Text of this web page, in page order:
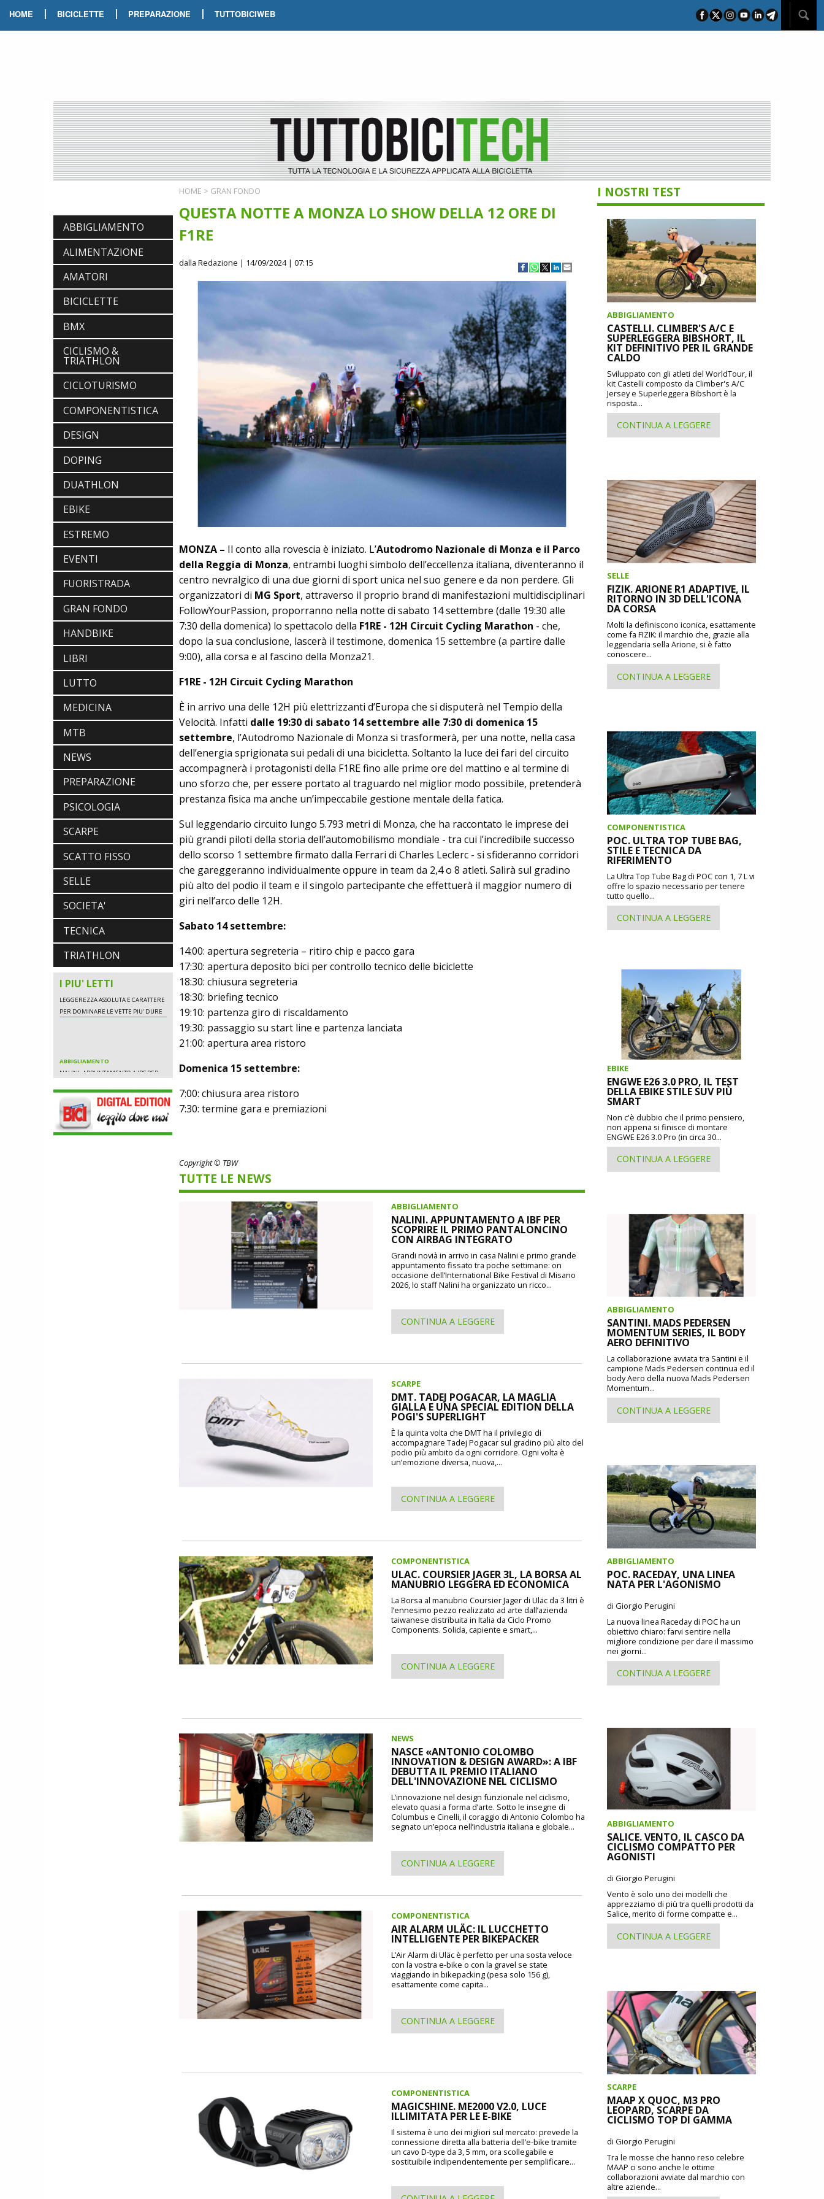
HOME | BICICLETTE | PREPARAZIONE | TUTTOBICIWEB
ABBIGLIAMENTO
ALIMENTAZIONE
AMATORI
BICICLETTE
BMX
CICLISMO &
TRIATHLON
CICLOTURISMO
COMPONENTISTICA
DESIGN
DOPING
DUATHLON
EBIKE
ESTREMO
EVENTI
FUORISTRADA
GRAN FONDO
HANDBIKE
LIBRI
LUTTO
MEDICINA
MTB
NEWS
PREPARAZIONE
PSICOLOGIA
SCARPE
SCATTO FISSO
SELLE
SOCIETA'
TECNICA
TRIATHLON
I PIU' LETTI
NALINI. APPUNTAMENTO A IBF PER
SCOPRIRE IL PRIMO PANTALONCINO
CON AIRBAG INTEGRATO
BICICLETTE
LOOK. LA NUOVA 785 HUEZ RS,
LEGGEREZZA ASSOLUTA E CARATTERE
PER DOMINARE LE VETTE PIU' DURE
ABBIGLIAMENTO
SCOPRIRE IL PRIMO PANTALONCINO
LOOK. LA NUOVA 785 HUEZ RS,
LEGGEREZZA ASSOLUTA E CARATTERE
PER DOMINARE LE VETTE PIU' DURE
CON AIRBAG INTEGRATO
BICICLETTE
LOOK. LA NUOVA 785 HUEZ RS,
LEGGEREZZA ASSOLUTA E CARATTERE
PER DOMINARE LE VETTE PIU' DURE
HOME > GRAN FONDO
QUESTA NOTTE A MONZA LO SHOW DELLA 12 ORE DI
F1RE
dalla Redazione | 14/09/2024 | 07:15
MONZA – Il conto alla rovescia è iniziato. L’Autodromo Nazionale di Monza e il Parco
della Reggia di Monza, entrambi luoghi simbolo dell’eccellenza italiana, diventeranno il
centro nevralgico di una due giorni di sport unica nel suo genere e da non perdere. Gli
organizzatori di MG Sport, attraverso il proprio brand di manifestazioni multidisciplinari
FollowYourPassion, proporranno nella notte di sabato 14 settembre (dalle 19:30 alle
7:30 della domenica) lo spettacolo della F1RE - 12H Circuit Cycling Marathon - che,
dopo la sua conclusione, lascerà il testimone, domenica 15 settembre (a partire dalle
9:00), alla corsa e al fascino della Monza21.
F1RE - 12H Circuit Cycling Marathon
È in arrivo una delle 12H più elettrizzanti d’Europa che si disputerà nel Tempio della
Velocità. Infatti dalle 19:30 di sabato 14 settembre alle 7:30 di domenica 15
settembre, l’Autodromo Nazionale di Monza si trasformerà, per una notte, nella casa
dell’energia sprigionata sui pedali di una bicicletta. Soltanto la luce dei fari del circuito
accompagnerà i protagonisti della F1RE fino alle prime ore del mattino e al termine di
uno sforzo che, per essere portato al traguardo nel miglior modo possibile, pretenderà
prestanza fisica ma anche un’impeccabile gestione mentale della fatica.
Sul leggendario circuito lungo 5.793 metri di Monza, che ha raccontato le imprese dei
più grandi piloti della storia dell’automobilismo mondiale - tra cui l’incredibile successo
dello scorso 1 settembre firmato dalla Ferrari di Charles Leclerc - si sfideranno corridori
che gareggeranno individualmente oppure in team da 2,4 o 8 atleti. Salirà sul gradino
più alto del podio il team e il singolo partecipante che effettuerà il maggior numero di
giri nell’arco delle 12H.
Sabato 14 settembre:
14:00: apertura segreteria – ritiro chip e pacco gara
17:30: apertura deposito bici per controllo tecnico delle biciclette
18:30: chiusura segreteria
18:30: briefing tecnico
19:10: partenza giro di riscaldamento
19:30: passaggio su start line e partenza lanciata
21:00: apertura area ristoro
Domenica 15 settembre:
7:00: chiusura area ristoro
7:30: termine gara e premiazioni
Copyright © TBW
TUTTE LE NEWS
ABBIGLIAMENTO
NALINI. APPUNTAMENTO A IBF PER
SCOPRIRE IL PRIMO PANTALONCINO
CON AIRBAG INTEGRATO
Grandi novià in arrivo in casa Nalini e primo grande
appuntamento fissato tra poche settimane: on
occasione dell’International Bike Festival di Misano
2026, lo staff Nalini ha organizzato un ricco...
CONTINUA A LEGGERE
SCARPE
DMT. TADEJ POGACAR, LA MAGLIA
GIALLA E UNA SPECIAL EDITION DELLA
POGI'S SUPERLIGHT
È la quinta volta che DMT ha il privilegio di
accompagnare Tadej Pogacar sul gradino più alto del
podio più ambito da ogni corridore. Ogni volta è
un’emozione diversa, nuova,...
CONTINUA A LEGGERE
COMPONENTISTICA
ULAC. COURSIER JAGER 3L, LA BORSA AL
MANUBRIO LEGGERA ED ECONOMICA
La Borsa al manubrio Coursier Jager di Uläc da 3 litri è
l’ennesimo pezzo realizzato ad arte dall’azienda
taiwanese distribuita in Italia da Ciclo Promo
Components. Solida, capiente e smart,...
CONTINUA A LEGGERE
NEWS
NASCE «ANTONIO COLOMBO
INNOVATION & DESIGN AWARD»: A IBF
DEBUTTA IL PREMIO ITALIANO
DELL'INNOVAZIONE NEL CICLISMO
L’innovazione nel design funzionale nel ciclismo,
elevato quasi a forma d’arte. Sotto le insegne di
Columbus e Cinelli, il coraggio di Antonio Colombo ha
segnato un’epoca nell’industria italiana e globale...
CONTINUA A LEGGERE
COMPONENTISTICA
AIR ALARM ULÄC: IL LUCCHETTO
INTELLIGENTE PER BIKEPACKER
L’Air Alarm di Uläc è perfetto per una sosta veloce
con la vostra e-bike o con la gravel se state
viaggiando in bikepacking (pesa solo 156 g),
esattamente come capita...
CONTINUA A LEGGERE
COMPONENTISTICA
MAGICSHINE. ME2000 V2.0, LUCE
ILLIMITATA PER LE E-BIKE
Il sistema è uno dei migliori sul mercato: prevede la
connessione diretta alla batteria dell’e-bike tramite
un cavo D-type da 3, 5 mm, ora scollegabile e
sostituibile indipendentemente per semplificare...
I NOSTRI TEST
ABBIGLIAMENTO
CASTELLI. CLIMBER'S A/C E
SUPERLEGGERA BIBSHORT, IL
KIT DEFINITIVO PER IL GRANDE
CALDO
Sviluppato con gli atleti del WorldTour, il
kit Castelli composto da Climber's A/C
Jersey e Superleggera Bibshort è la
risposta...
CONTINUA A LEGGERE
SELLE
FIZIK. ARIONE R1 ADAPTIVE, IL
RITORNO IN 3D DELL'ICONA
DA CORSA
Molti la definiscono iconica, esattamente
come fa FIZIK: il marchio che, grazie alla
leggendaria sella Arione, si è fatto
conoscere...
CONTINUA A LEGGERE
COMPONENTISTICA
POC. ULTRA TOP TUBE BAG,
STILE E TECNICA DA
RIFERIMENTO
La Ultra Top Tube Bag di POC con 1, 7 L vi
offre lo spazio necessario per tenere
tutto quello...
CONTINUA A LEGGERE
EBIKE
ENGWE E26 3.0 PRO, IL TEST
DELLA EBIKE STILE SUV PIÙ
SMART
Non c'è dubbio che il primo pensiero,
non appena si finisce di montare
ENGWE E26 3.0 Pro (in circa 30...
CONTINUA A LEGGERE
ABBIGLIAMENTO
SANTINI. MADS PEDERSEN
MOMENTUM SERIES, IL BODY
AERO DEFINITIVO
La collaborazione avviata tra Santini e il
campione Mads Pedersen continua ed il
body Aero della nuova Mads Pedersen
Momentum...
CONTINUA A LEGGERE
ABBIGLIAMENTO
POC. RACEDAY, UNA LINEA
NATA PER L'AGONISMO
di Giorgio Perugini
La nuova linea Raceday di POC ha un
obiettivo chiaro: farvi sentire nella
migliore condizione per dare il massimo
nei giorni...
CONTINUA A LEGGERE
ABBIGLIAMENTO
SALICE. VENTO, IL CASCO DA
CICLISMO COMPATTO PER
AGONISTI
di Giorgio Perugini
Vento è solo uno dei modelli che
apprezziamo di più tra quelli prodotti da
Salice, merito di forme compatte e...
CONTINUA A LEGGERE
SCARPE
MAAP X QUOC, M3 PRO
LEOPARD, SCARPE DA
CICLISMO TOP DI GAMMA
di Giorgio Perugini
Tra le mosse che hanno reso celebre
MAAP ci sono anche le ottime
collaborazioni avviate dal marchio con
altre aziende...